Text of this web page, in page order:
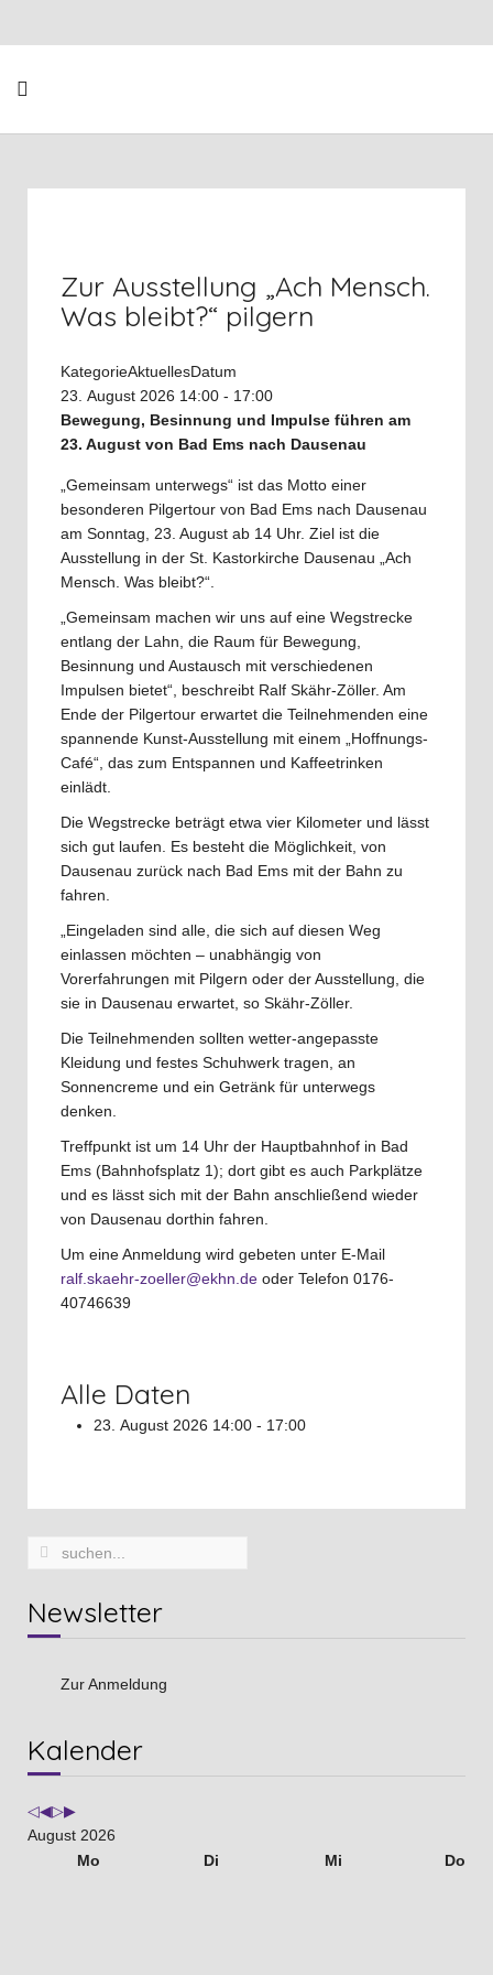
Zur Ausstellung „Ach Mensch.
Was bleibt?“ pilgern
KategorieAktuellesDatum
23. August 2026 14:00 - 17:00
Bewegung, Besinnung und Impulse führen am
23. August von Bad Ems nach Dausenau
„Gemeinsam unterwegs“ ist das Motto einer
besonderen Pilgertour von Bad Ems nach Dausenau
am Sonntag, 23. August ab 14 Uhr. Ziel ist die
Ausstellung in der St. Kastorkirche Dausenau „Ach
Mensch. Was bleibt?“.
„Gemeinsam machen wir uns auf eine Wegstrecke
entlang der Lahn, die Raum für Bewegung,
Besinnung und Austausch mit verschiedenen
Impulsen bietet“, beschreibt Ralf Skähr-Zöller. Am
Ende der Pilgertour erwartet die Teilnehmenden eine
spannende Kunst-Ausstellung mit einem „Hoffnungs-
Café“, das zum Entspannen und Kaffeetrinken
einlädt.
Die Wegstrecke beträgt etwa vier Kilometer und lässt
sich gut laufen. Es besteht die Möglichkeit, von
Dausenau zurück nach Bad Ems mit der Bahn zu
fahren.
„Eingeladen sind alle, die sich auf diesen Weg
einlassen möchten – unabhängig von
Vorerfahrungen mit Pilgern oder der Ausstellung, die
sie in Dausenau erwartet, so Skähr-Zöller.
Die Teilnehmenden sollten wetter-angepasste
Kleidung und festes Schuhwerk tragen, an
Sonnencreme und ein Getränk für unterwegs
denken.
Treffpunkt ist um 14 Uhr der Hauptbahnhof in Bad
Ems (Bahnhofsplatz 1); dort gibt es auch Parkplätze
und es lässt sich mit der Bahn anschließend wieder
von Dausenau dorthin fahren.
Um eine Anmeldung wird gebeten unter E-Mail
ralf.skaehr-zoeller@ekhn.de oder Telefon 0176-
40746639
Alle Daten
23. August 2026 14:00 - 17:00
Newsletter
Zur Anmeldung
Kalender
Jahr
Monat
JahrMonat
August 2026
Mo
Di Mi Do